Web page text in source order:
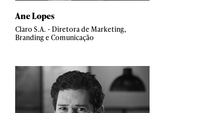
Ane Lopes
Claro S.A. - Diretora de Marketing,
Branding e Comunicação